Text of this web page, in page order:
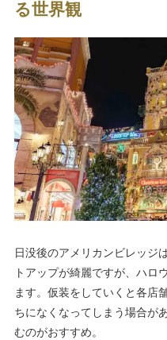
る世界観
日没後のアメリカンビレッジ
トアップが綺麗ですが、ハロ
ます。仮装をしていくと各店
ちになくなってしまう場合が
むのがおすすめ。